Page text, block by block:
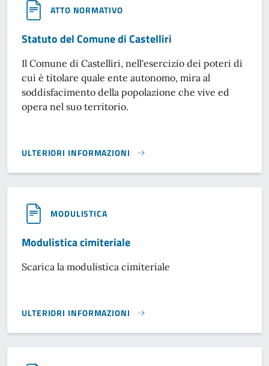
ATTO NORMATIVO
Statuto del Comune di Castelliri
Il Comune di Castelliri, nell'esercizio dei poteri di
cui è titolare quale ente autonomo, mira al
soddisfacimento della popolazione che vive ed
opera nel suo territorio.
ULTERIORI INFORMAZIONI
STATUTO DEL COMUNE DI CASTELLIRI}
MODULISTICA
Modulistica cimiteriale
Scarica la modulistica cimiteriale
ULTERIORI INFORMAZIONI
MODULISTICA CIMITERIALE}